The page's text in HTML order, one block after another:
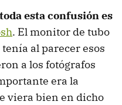
esta confusión es
. El monitor de tubo
al parecer esos
a los fotógrafos
era la
viera bien en dicho